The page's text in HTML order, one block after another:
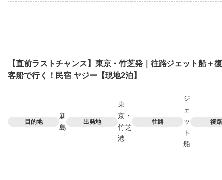
【直前ラストチャンス】東京・竹芝発｜往路ジェット船＋
客船で行く！民宿 ヤジー【現地2泊】
目的地
新
島
出発地
東
京・
竹芝
港
往路
ジ
ェ
ッ
ト
船
復路